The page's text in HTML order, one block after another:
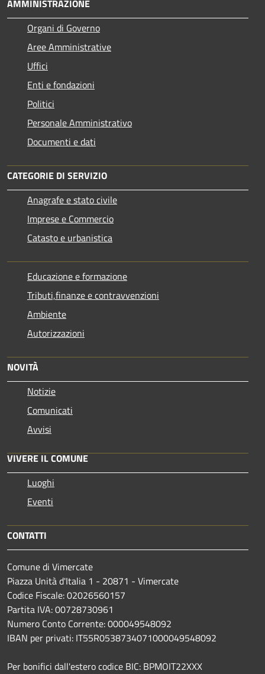
AMMINISTRAZIONE
Organi di Governo
Aree Amministrative
Uffici
Enti e fondazioni
Politici
Personale Amministrativo
Documenti e dati
CATEGORIE DI SERVIZIO
Anagrafe e stato civile
Imprese e Commercio
Catasto e urbanistica
Educazione e formazione
Tributi,finanze e contravvenzioni
Ambiente
Autorizzazioni
NOVITÀ
Notizie
Comunicati
Avvisi
VIVERE IL COMUNE
Luoghi
Eventi
CONTATTI
Comune di Vimercate
Piazza Unità d'Italia 1 - 20871 - Vimercate
Codice Fiscale: 02026560157
Partita IVA: 00728730961
Numero Conto Corrente: 000049548092
IBAN per privati: IT55R0538734071000049548092
Per bonifici dall'estero codice BIC: BPMOIT22XXX